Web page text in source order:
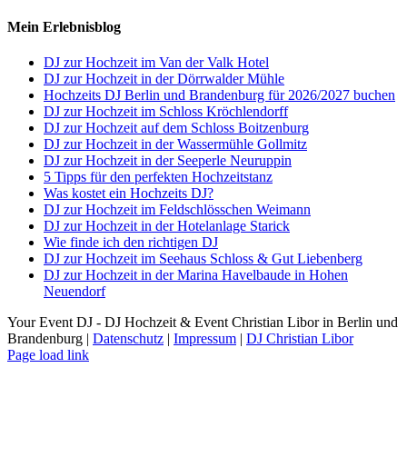
Mein Erlebnisblog
DJ zur Hochzeit im Van der Valk Hotel
DJ zur Hochzeit in der Dörrwalder Mühle
Hochzeits DJ Berlin und Brandenburg für 2026/2027 buchen
DJ zur Hochzeit im Schloss Kröchlendorff
DJ zur Hochzeit auf dem Schloss Boitzenburg
DJ zur Hochzeit in der Wassermühle Gollmitz
DJ zur Hochzeit in der Seeperle Neuruppin
5 Tipps für den perfekten Hochzeitstanz
Was kostet ein Hochzeits DJ?
DJ zur Hochzeit im Feldschlösschen Weimann
DJ zur Hochzeit in der Hotelanlage Starick
Wie finde ich den richtigen DJ
DJ zur Hochzeit im Seehaus Schloss & Gut Liebenberg
DJ zur Hochzeit in der Marina Havelbaude in Hohen
Neuendorf
Your Event DJ - DJ Hochzeit & Event Christian Libor in Berlin und
Brandenburg | Datenschutz | Impressum | DJ Christian Libor
Page load link